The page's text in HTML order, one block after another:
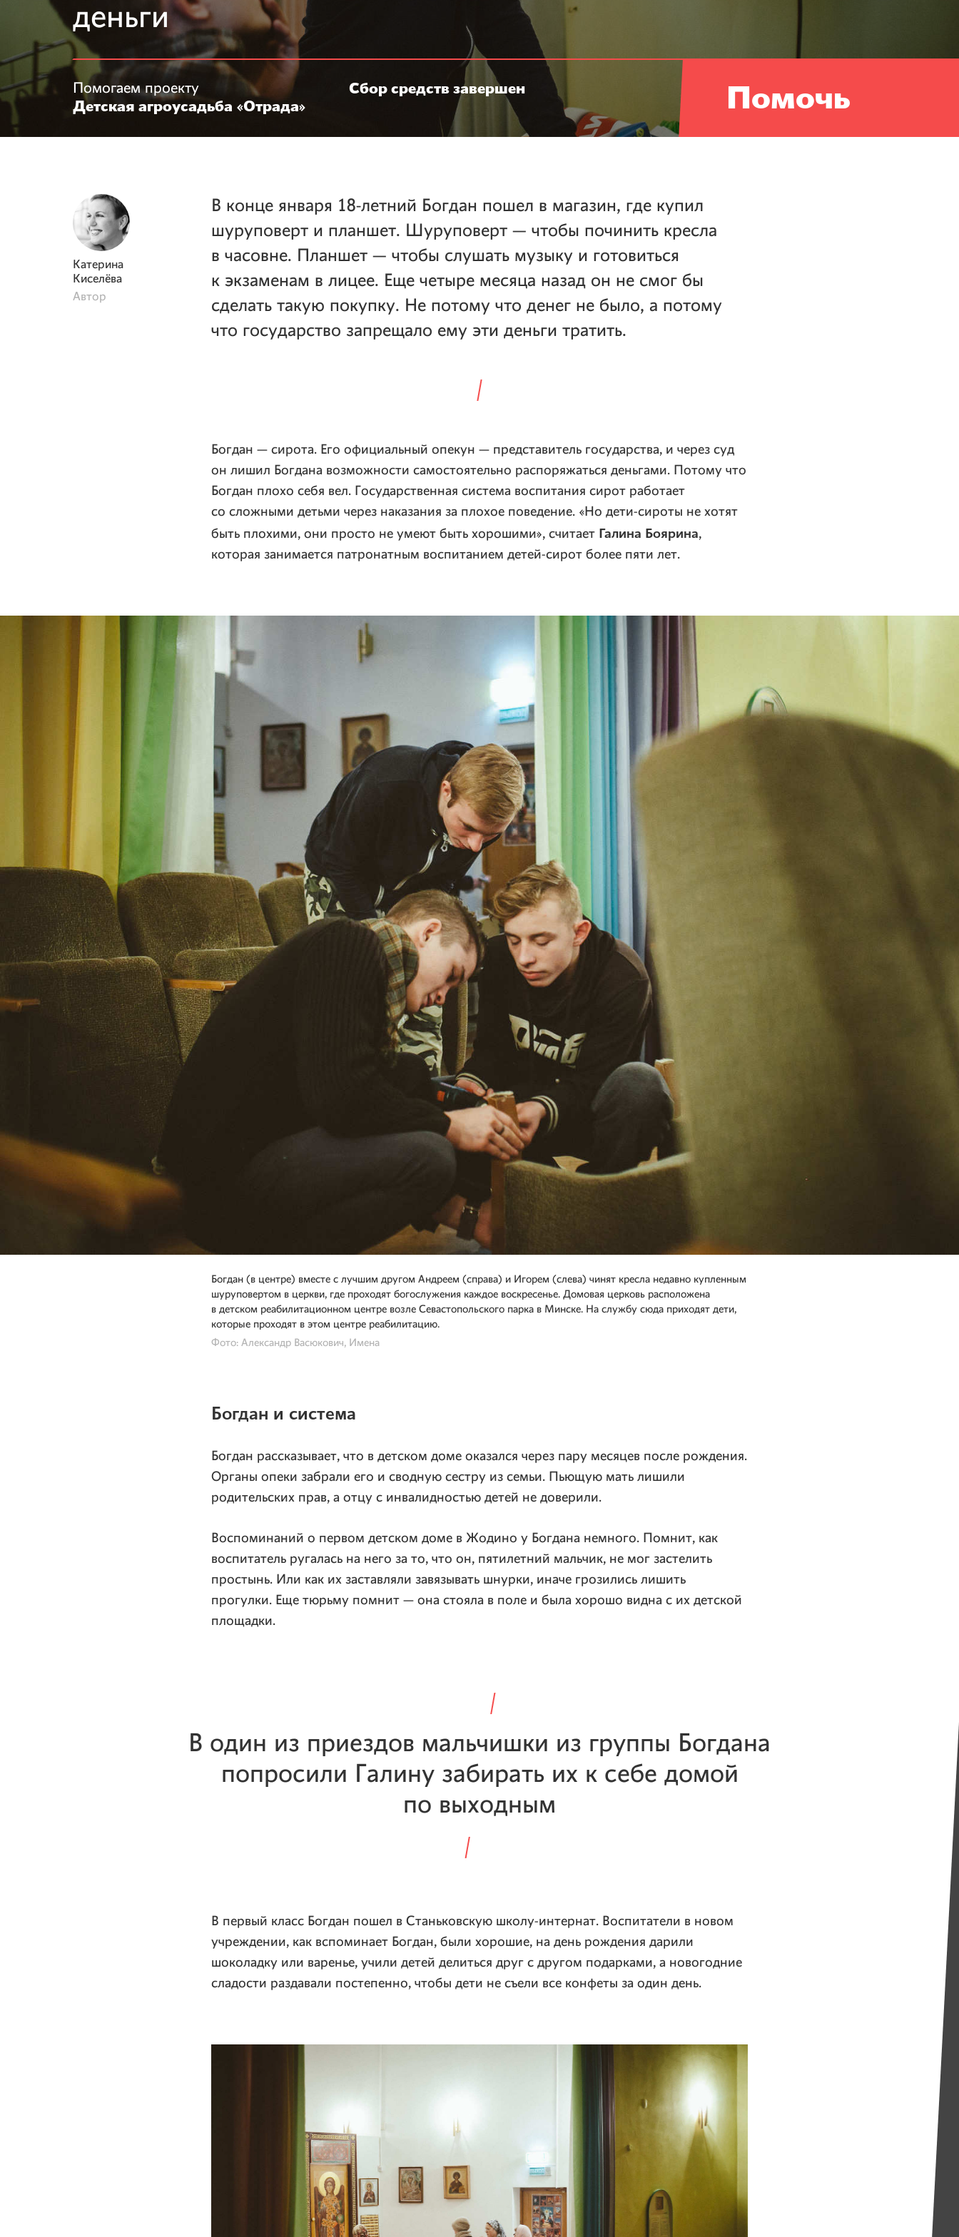
деньги
Помогаем проекту
Детская агроусадьба «Отрада»
Сбор средств завершен Помочь
Катерина
Киселёва
Автор
В конце января 18-летний Богдан пошел в магазин, где купил
шуруповерт и планшет. Шуруповерт — чтобы починить кресла
в часовне. Планшет — чтобы слушать музыку и готовиться
к экзаменам в лицее. Еще четыре месяца назад он не смог бы
сделать такую покупку. Не потому что денег не было, а потому
что государство запрещало ему эти деньги тратить.
Богдан — сирота. Его официальный опекун — представитель государства, и через суд
он лишил Богдана возможности самостоятельно распоряжаться деньгами. Потому что
Богдан плохо себя вел. Государственная система воспитания сирот работает
со сложными детьми через наказания за плохое поведение. «Но дети-сироты не хотят
быть плохими, они просто не умеют быть хорошими», считает Галина Боярина,
которая занимается патронатным воспитанием детей-сирот более пяти лет.
Богдан (в центре) вместе с лучшим другом Андреем (справа) и Игорем (слева) чинят кресла недавно купленным
шуруповертом в церкви, где проходят богослужения каждое воскресенье. Домовая церковь расположена
в детском реабилитационном центре возле Севастопольского парка в Минске. На службу сюда приходят дети,
которые проходят в этом центре реабилитацию.
Фото: Александр Васюкович, Имена
Богдан и система
Богдан рассказывает, что в детском доме оказался через пару месяцев после рождения.
Органы опеки забрали его и сводную сестру из семьи. Пьющую мать лишили
родительских прав, а отцу с инвалидностью детей не доверили.
Воспоминаний о первом детском доме в Жодино у Богдана немного. Помнит, как
воспитатель ругалась на него за то, что он, пятилетний мальчик, не мог застелить
простынь. Или как их заставляли завязывать шнурки, иначе грозились лишить
прогулки. Еще тюрьму помнит — она стояла в поле и была хорошо видна с их детской
площадки.
В один из приездов мальчишки из группы Богдана
попросили Галину забирать их к себе домой
по выходным
В первый класс Богдан пошел в Станьковскую школу-интернат. Воспитатели в новом
учреждении, как вспоминает Богдан, были хорошие, на день рождения дарили
шоколадку или варенье, учили детей делиться друг с другом подарками, а новогодние
сладости раздавали постепенно, чтобы дети не съели все конфеты за один день.